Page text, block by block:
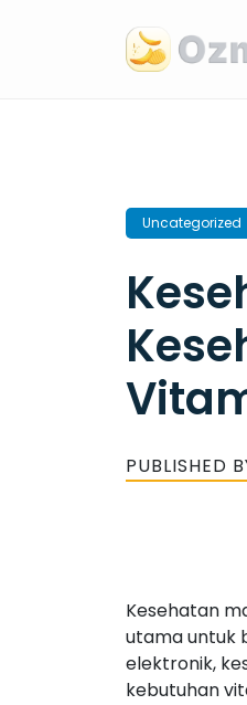
Uncategorized
PUBLISHED
Kesehatan
utama untuk
elektronik,
kebutuhan